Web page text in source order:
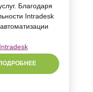
Благодаря
Intradesk